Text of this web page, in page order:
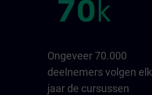
Ongeveer 70.000
deelnemers volgen elk
jaar de cursussen